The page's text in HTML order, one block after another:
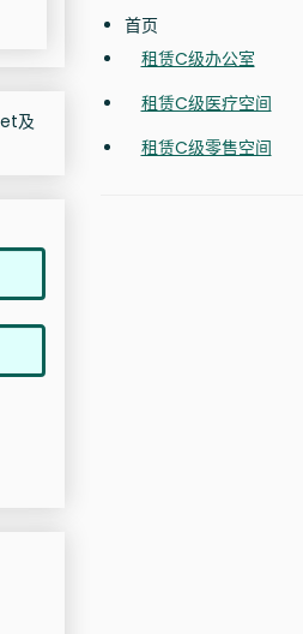
及
首页
租赁C级办公室
租赁C级医疗空间
租赁C级零售空间